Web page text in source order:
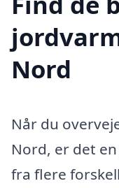
Nord
Når du
Nord, er det
fra flere